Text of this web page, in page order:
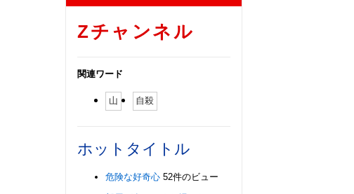
Zチャンネル
関連ワード
山 自殺
ホットタイトル
危険な好奇心 52件のビュー